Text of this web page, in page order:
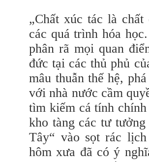
„Chất xúc tác là
các quá trình hóa
phân rã mọi quan
đức tại các thủ phủ
mâu thuẫn thế hệ,
với nhà nước cầm
tìm kiếm cá tính
kho tàng các tư
Tây“ vào sọt rác
hôm xưa đã có ý